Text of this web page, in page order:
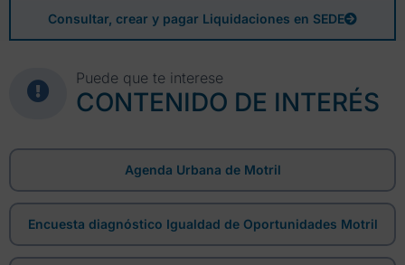
Consultar, crear y pagar Liquidaciones en SEDE
Puede que te interese
CONTENIDO DE INTERÉS
Agenda Urbana de Motril
Encuesta diagnóstico Igualdad de Oportunidades Motril